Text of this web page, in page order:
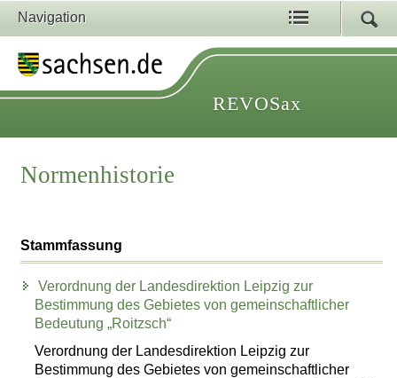
Navigation
REVOSax
Normenhistorie
Stammfassung
Verordnung der Landesdirektion Leipzig zur
Bestimmung des Gebietes von gemeinschaftlicher
Bedeutung „Roitzsch“
Verordnung der Landesdirektion Leipzig zur
Bestimmung des Gebietes von gemeinschaftlicher